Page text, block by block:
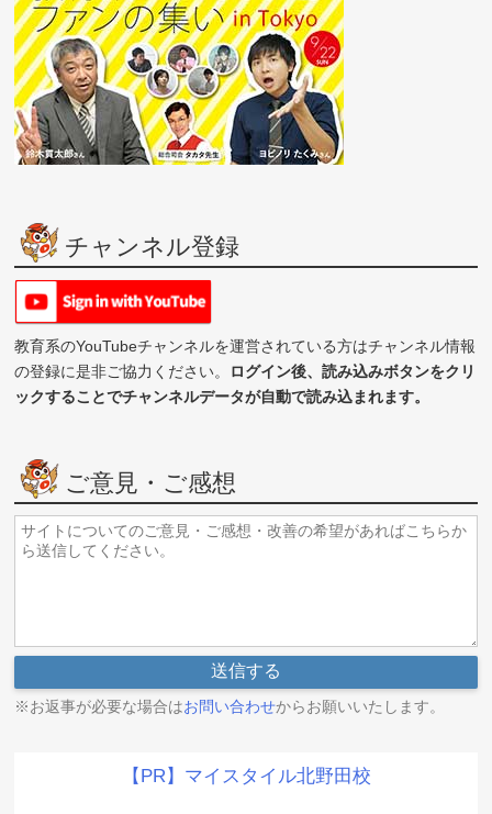
チャンネル登録
教育系のYouTubeチャンネルを運営されている方はチャンネル情報
の登録に是非ご協力ください。 ログイン後、読み込みボタンをクリ
ックすることでチャンネルデータが自動で読み込まれます。
ご意見・ご感想
※お返事が必要な場合はお問い合わせからお願いいたします。
【PR】マイスタイル北野田校